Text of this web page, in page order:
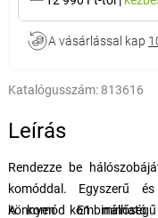
A vásárlással kap
Katalógusszám: 813616
Leírás
Rendezze be
komóddal. Egyszerű
könnyen
A komód E1